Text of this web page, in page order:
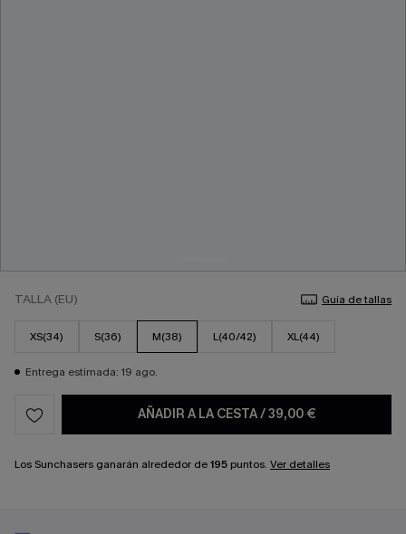
TALLA (EU) Guía de tallas
XS(34) S(36) M(38) L(40/42) XL(44)
Entrega estimada: 19 ago.
AÑADIR A LA CESTA/39,00 €
Los Sunchasers ganarán alrededor de195 puntos. Ver detalles